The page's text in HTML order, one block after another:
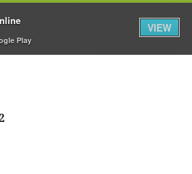
Assine Iniciar Sessão
Play
VIEW